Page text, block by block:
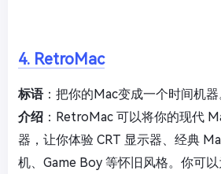
4. RetroMac
标语：把你的Mac变成一个时间机器
介绍 ：RetroMac 可以将你的现代
器，让你体验 CRT 显示器、经典
机、Game Boy 等怀旧风格。你可